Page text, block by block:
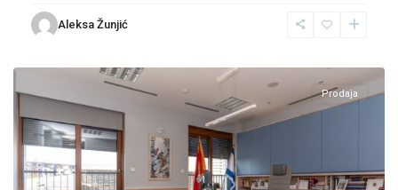
Aleksa Žunjić
Preko
Morače,
Prodaja